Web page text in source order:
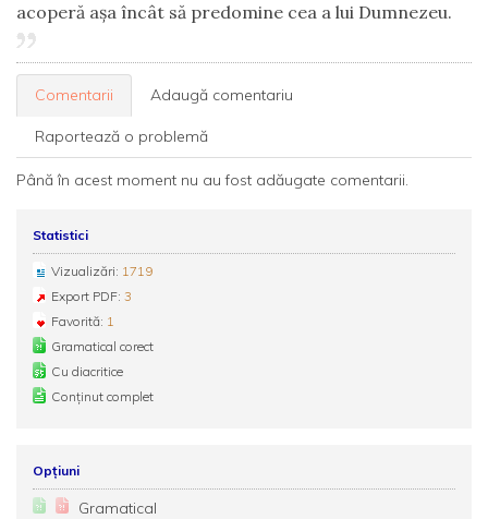
acoperă așa încât să predomine cea a lui Dumnezeu.
Comentarii Adaugă comentariu
Raportează o problemă
Până în acest moment nu au fost adăugate comentarii.
Statistici
Vizualizări: 1719
Export PDF: 3
Favorită: 1
Gramatical corect
Cu diacritice
Conținut complet
Opțiuni
Gramatical